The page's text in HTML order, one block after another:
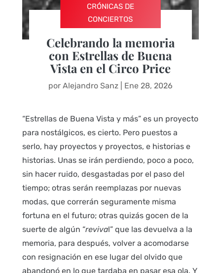
CRÓNICAS DE
CONCIERTOS
Celebrando la memoria
con Estrellas de Buena
Vista en el Circo Price
por Alejandro Sanz| Ene 28, 2026
“Estrellas de Buena Vista y más” es un proyecto
para nostálgicos, es cierto. Pero puestos a
serlo, hay proyectos y proyectos, e historias e
historias. Unas se irán perdiendo, poco a poco,
sin hacer ruido, desgastadas por el paso del
tiempo; otras serán reemplazas por nuevas
modas, que correrán seguramente misma
fortuna en el futuro; otras quizás gocen de la
suerte de algún “revival” que las devuelva a la
memoria, para después, volver a acomodarse
con resignación en ese lugar del olvido que
abandonó en lo que tardaba en pasar esa ola. Y